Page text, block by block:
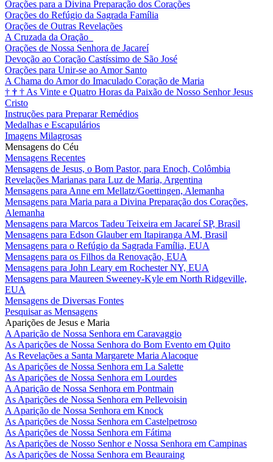
Orações para a Divina Preparação dos Corações
Orações do Refúgio da Sagrada Família
Orações de Outras Revelações
A Cruzada da Oração
Orações de Nossa Senhora de Jacareí
Devoção ao Coração Castíssimo de São José
Orações para Unir-se ao Amor Santo
A Chama do Amor do Imaculado Coração de Maria
† † † As Vinte e Quatro Horas da Paixão de Nosso Senhor Jesus
Cristo
Instruções para Preparar Remédios
Medalhas e Escapulários
Imagens Milagrosas
Mensagens do Céu
Mensagens Recentes
Mensagens de Jesus, o Bom Pastor, para Enoch, Colômbia
Revelações Marianas para Luz de Maria, Argentina
Mensagens para Anne em Mellatz/Goettingen, Alemanha
Mensagens para Maria para a Divina Preparação dos Corações,
Alemanha
Mensagens para Marcos Tadeu Teixeira em Jacareí SP, Brasil
Mensagens para Edson Glauber em Itapiranga AM, Brasil
Mensagens para o Refúgio da Sagrada Família, EUA
Mensagens para os Filhos da Renovação, EUA
Mensagens para John Leary em Rochester NY, EUA
Mensagens para Maureen Sweeney-Kyle em North Ridgeville,
EUA
Mensagens de Diversas Fontes
Pesquisar as Mensagens
Aparições de Jesus e Maria
A Aparição de Nossa Senhora em Caravaggio
As Aparições de Nossa Senhora do Bom Evento em Quito
As Revelações a Santa Margarete Maria Alacoque
As Aparições de Nossa Senhora em La Salette
As Aparições de Nossa Senhora em Lourdes
A Aparição de Nossa Senhora em Pontmain
As Aparições de Nossa Senhora em Pellevoisin
A Aparição de Nossa Senhora em Knock
As Aparições de Nossa Senhora em Castelpetroso
As Aparições de Nossa Senhora em Fátima
As Aparições de Nosso Senhor e Nossa Senhora em Campinas
As Aparições de Nossa Senhora em Beauraing